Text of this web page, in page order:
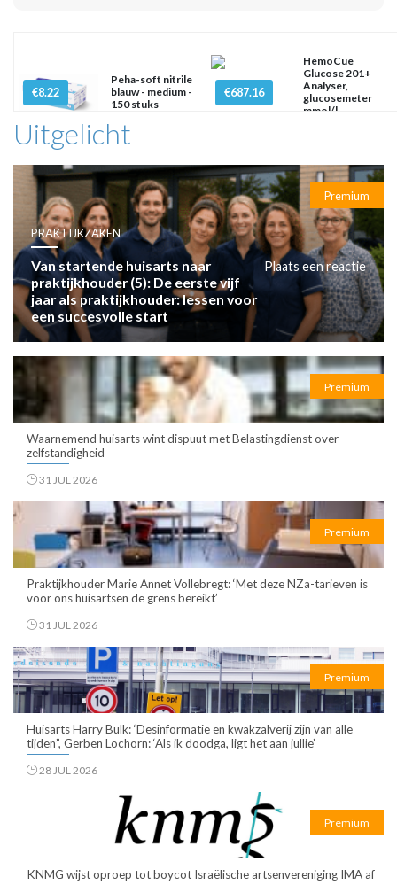
€8.22
Peha-soft nitrile
blauw - medium -
150 stuks
€687.16
HemoCue
Glucose 201+
Analyser,
glucosemeter
mmol/l
Uitgelicht
Premium
PRAKTIJKZAKEN
Van startende huisarts naar
praktijkhouder (5): De eerste vijf
jaar als praktijkhouder: lessen voor
een succesvolle start
Plaats een reactie
Premium
Waarnemend huisarts wint dispuut met Belastingdienst over
zelfstandigheid
31 JUL 2026
Premium
Praktijkhouder Marie Annet Vollebregt: ‘Met deze NZa-tarieven is
voor ons huisartsen de grens bereikt’
31 JUL 2026
Premium
Huisarts Harry Bulk: ‘Desinformatie en kwakzalverij zijn van alle
tijden”, Gerben Lochorn: ‘Als ik doodga, ligt het aan jullie’
28 JUL 2026
Premium
KNMG wijst oproep tot boycot Israëlische artsenvereniging IMA af